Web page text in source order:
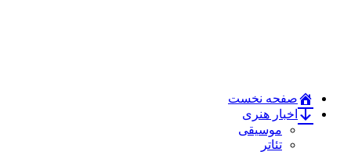
صفحه نخست
اخبار هنری
موسیقی
تئاتر